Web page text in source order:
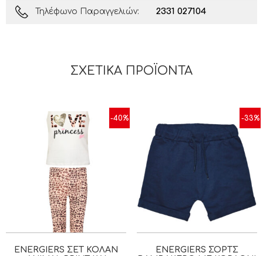
Τηλέφωνο Παραγγελιών: 2331 027104
ΣΧΕΤΙΚΆ ΠΡΟΪΌΝΤΑ
-40%
ENERGIERS ΣΕΤ ΚΟΛΆΝ
-33%
ENERGIERS ΣΟΡΤΣ